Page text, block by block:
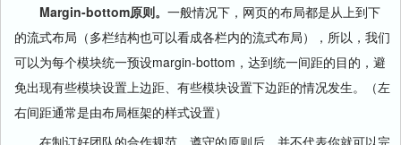
Margin-bottom原则。 一般情况下，网页的布局都是从上到下
的流式布局（多栏结构也可以看成各栏内的流式布局），所以，我们
可以为每个模块统一预设margin-bottom，达到统一间距的目的，避
免出现有些模块设置上边距、有些模块设置下边距的情况发生。（左
右间距通常是由布局框架的样式设置）
在制订好团队的合作规范、遵守的原则后，并不代表你就可以完